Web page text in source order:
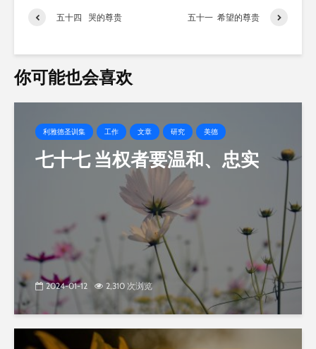
载…五十四 哭的尊贵 五十一 希望的尊贵
你可能也会喜欢
利雅德圣训集 工作 文章 研究 美德
七十七 当权者要温和、忠实
2024-01-12 2,310 次浏览